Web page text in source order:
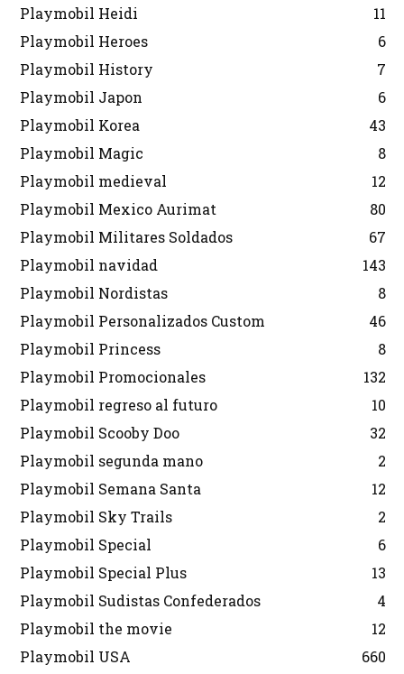
Playmobil Heidi
11
Playmobil Heroes
6
Playmobil History
7
Playmobil Japon
6
Playmobil Korea
43
Playmobil Magic
8
Playmobil medieval
12
Playmobil Mexico Aurimat
80
Playmobil Militares Soldados
67
Playmobil navidad
143
Playmobil Nordistas
8
Playmobil Personalizados Custom
46
Playmobil Princess
8
Playmobil Promocionales
132
Playmobil regreso al futuro
10
Playmobil Scooby Doo
32
Playmobil segunda mano
2
Playmobil Semana Santa
12
Playmobil Sky Trails
2
Playmobil Special
6
Playmobil Special Plus
13
Playmobil Sudistas Confederados
4
Playmobil the movie
12
Playmobil USA
660